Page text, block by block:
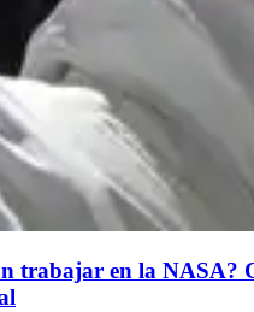
trabajar en la NASA?